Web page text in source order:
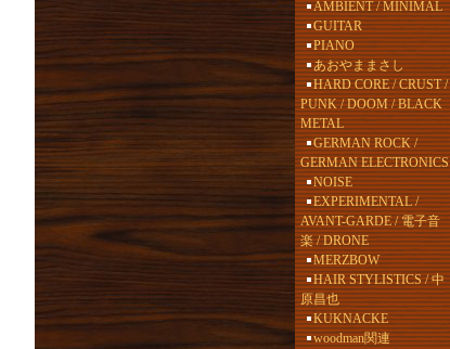
AMBIENT / MINIMAL
GUITAR
PIANO
あおやままさし
HARD CORE / CRUST /
PUNK / DOOM / BLACK
METAL
GERMAN ROCK /
GERMAN ELECTRONICS
NOISE
EXPERIMENTAL /
AVANT-GARDE / 電子音
楽 / DRONE
MERZBOW
HAIR STYLISTICS / 中
原昌也
KUKNACKE
woodman関連